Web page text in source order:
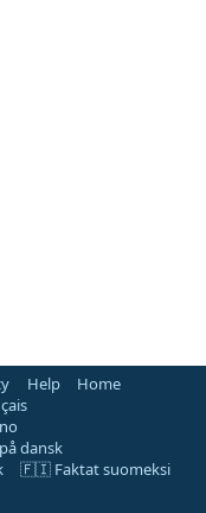
Help
Home
dansk
🇫🇮 Faktat suomeksi